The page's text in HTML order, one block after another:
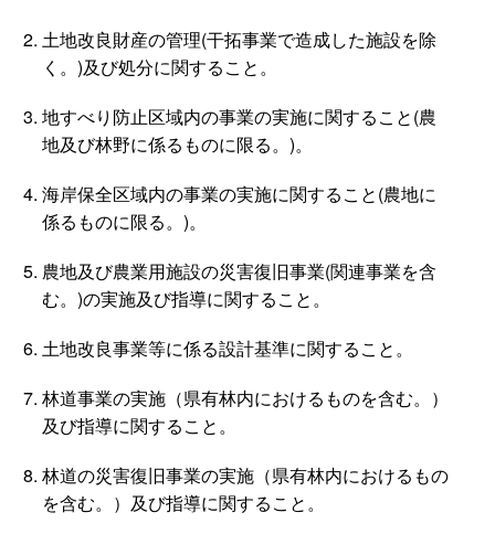
土地改良財産の管理(干拓事業で造成した施設を除
く。)及び処分に関すること。
地すべり防止区域内の事業の実施に関すること(農
地及び林野に係るものに限る。)。
海岸保全区域内の事業の実施に関すること(農地に
係るものに限る。)。
農地及び農業用施設の災害復旧事業(関連事業を含
む。)の実施及び指導に関すること。
土地改良事業等に係る設計基準に関すること。
林道事業の実施（県有林内におけるものを含む。）
及び指導に関すること。
林道の災害復旧事業の実施（県有林内におけるもの
を含む。）及び指導に関すること。